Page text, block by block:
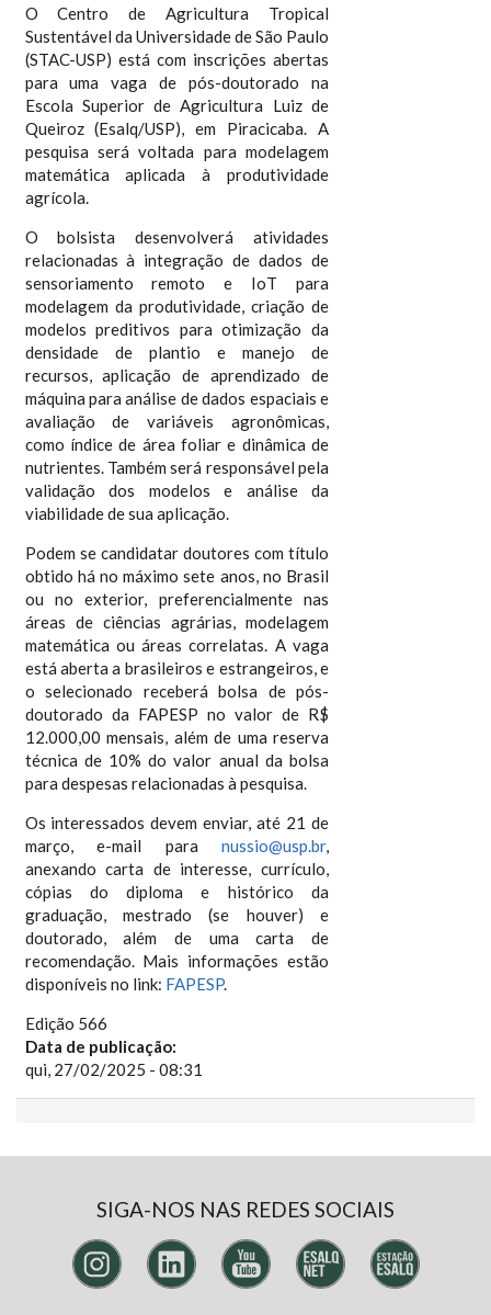
O Centro de Agricultura Tropical
Sustentável da Universidade de São Paulo
(STAC-USP) está com inscrições abertas
para uma vaga de pós-doutorado na
Escola Superior de Agricultura Luiz de
Queiroz (Esalq/USP), em Piracicaba. A
pesquisa será voltada para modelagem
matemática aplicada à produtividade
agrícola.
O bolsista desenvolverá atividades
relacionadas à integração de dados de
sensoriamento remoto e IoT para
modelagem da produtividade, criação de
modelos preditivos para otimização da
densidade de plantio e manejo de
recursos, aplicação de aprendizado de
máquina para análise de dados espaciais e
avaliação de variáveis agronômicas,
como índice de área foliar e dinâmica de
nutrientes. Também será responsável pela
validação dos modelos e análise da
viabilidade de sua aplicação.
Podem se candidatar doutores com título
obtido há no máximo sete anos, no Brasil
ou no exterior, preferencialmente nas
áreas de ciências agrárias, modelagem
matemática ou áreas correlatas. A vaga
está aberta a brasileiros e estrangeiros, e
o selecionado receberá bolsa de pós-
doutorado da FAPESP no valor de R$
12.000,00 mensais, além de uma reserva
técnica de 10% do valor anual da bolsa
para despesas relacionadas à pesquisa.
Os interessados devem enviar, até 21 de
março, e-mail paranussio@usp.br,
anexando carta de interesse, currículo,
cópias do diploma e histórico da
graduação, mestrado (se houver) e
doutorado, além de uma carta de
recomendação. Mais informações estão
disponíveis no link: FAPESP.
Edição 566
Data de publicação:
qui, 27/02/2025 - 08:31
SIGA-NOS NAS REDES SOCIAIS